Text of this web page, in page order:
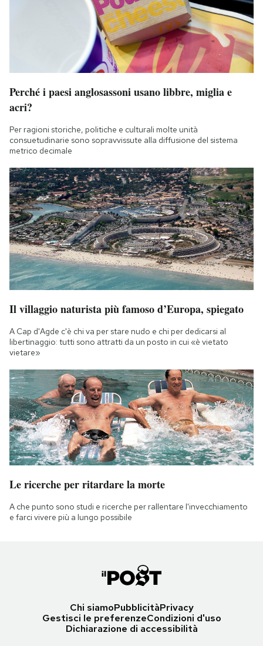
Perché i paesi anglosassoni usano libbre, miglia e
acri?
Per ragioni storiche, politiche e culturali molte unità
consuetudinarie sono sopravvissute alla diffusione del sistema
metrico decimale
Il villaggio naturista più famoso d’Europa, spiegato
A Cap d'Agde c'è chi va per stare nudo e chi per dedicarsi al
libertinaggio: tutti sono attratti da un posto in cui «è vietato
vietare»
Le ricerche per ritardare la morte
A che punto sono studi e ricerche per rallentare l'invecchiamento
e farci vivere più a lungo possibile
Chi siamoPubblicitàPrivacy
Gestisci le preferenzeCondizioni d'uso
Dichiarazione di accessibilità